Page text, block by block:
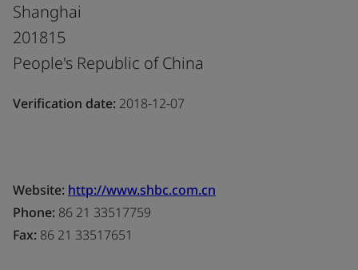
Shanghai
201815
People's Republic of China
Verification date: 2018-12-07
Website: http://www.shbc.com.cn
Phone: 86 21 33517759
Fax: 86 21 33517651